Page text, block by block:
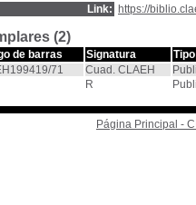
Link:
https://
(2)
de barras Signatura
71
Cuad. CLAEH
R
Página Principal -